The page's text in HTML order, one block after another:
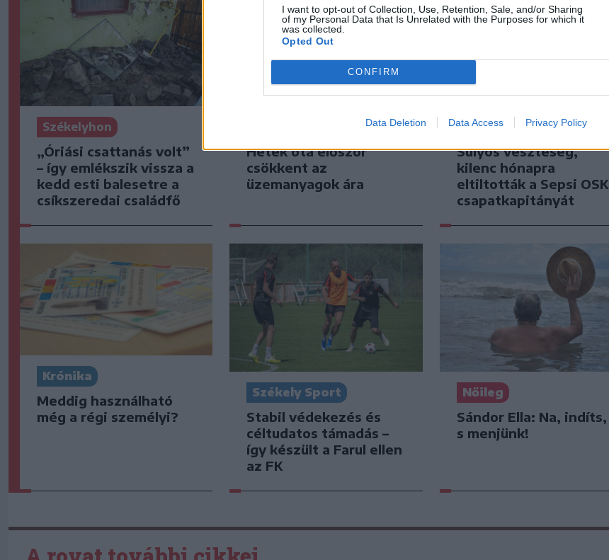
I want to opt-out of Collection, Use, Retention, Sale, and/or Sharing
of my Personal Data that Is Unrelated with the Purposes for which it
was collected.
Opted Out
CONFIRM
Data Deletion Data Access Privacy Policy
Székelyhon
„Óriási csattanás volt”
– így emlékszik vissza a
kedd esti balesetre a
csíkszeredai családfő
Hetek óta először
csökkent az
üzemanyagok ára
Székely Sport
Súlyos veszteség,
kilenc hónapra
eltiltották a Sepsi OSK
csapatkapitányát
Krónika
Meddig használható
még a régi személyi?
Székely Sport
Stabil védekezés és
céltudatos támadás –
így készült a Farul ellen
az FK
Nőileg
Sándor Ella: Na, indíts,
s menjünk!